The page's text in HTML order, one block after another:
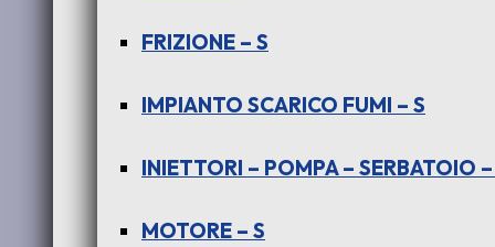
FRIZIONE – S
IMPIANTO SCARICO FUMI – S
INIETTORI – POMPA – SERBATOIO –
MOTORE – S
150,00 + iva